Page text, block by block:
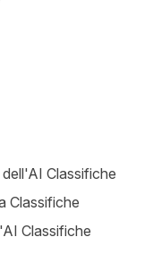
Classifiche
Classifiche
Classifiche